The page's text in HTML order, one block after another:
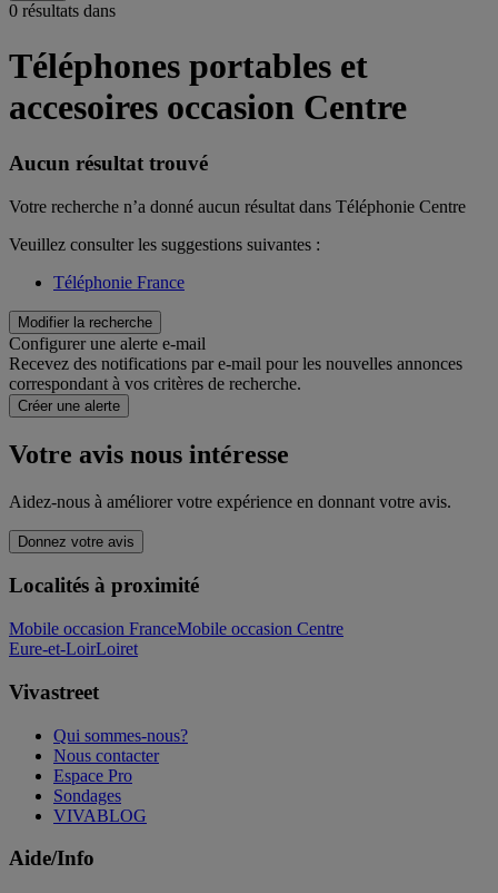
0 résultats dans
Téléphones portables et
accesoires occasion Centre
Aucun résultat trouvé
Votre recherche n’a donné aucun résultat dans Téléphonie Centre
Veuillez consulter les suggestions suivantes :
Téléphonie France
Modifier la recherche
Configurer une alerte e-mail
Recevez des notifications par e-mail pour les nouvelles annonces
correspondant à vos critères de recherche.
Créer une alerte
Votre avis nous intéresse
Aidez-nous à améliorer votre expérience en donnant votre avis.
Donnez votre avis
Localités à proximité
Mobile occasion FranceMobile occasion Centre
Eure-et-LoirLoiret
Vivastreet
Qui sommes-nous?
Nous contacter
Espace Pro
Sondages
VIVABLOG
Aide/Info